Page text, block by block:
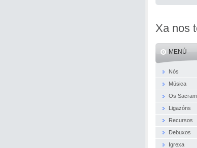
Xa nos
MENÚ
Nós
Música
Os
Ligazóns
Recursos
Debuxos
Igrexa